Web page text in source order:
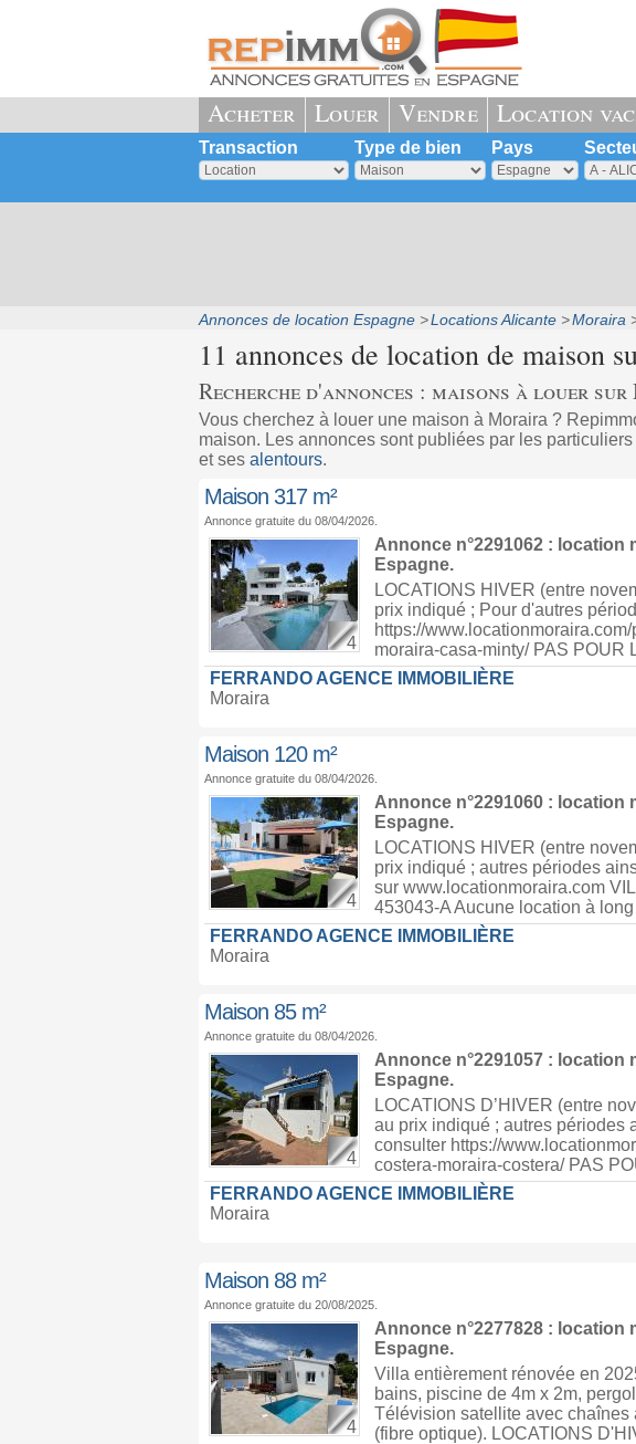
Acheter Louer Vendre Location
Transaction Type de bien Pays
Annonces de location Espagne Locations Alicante Moraira
11 annonces de location de maison
Recherche d'annonces : maisons à louer
Vous cherchez à louer une maison à Moraira ?
maison. Les annonces sont publiées par les
et ses alentours.
Maison 317 m²
Annonce gratuite du 08/04/2026.
4
Annonce n°2291062 : location
Espagne.
LOCATIONS HIVER (entre
prix indiqué ; Pour d'autres
https://
moraira-casa-minty/ PAS POUR
FERRANDO AGENCE IMMOBILIÈRE
Moraira
Maison 120 m²
Annonce gratuite du 08/04/2026.
4
Annonce n°2291060 : location
Espagne.
LOCATIONS HIVER (entre
prix indiqué ; autres périodes
sur www.locationmoraira.com
453043-A Aucune location à long
FERRANDO AGENCE IMMOBILIÈRE
Moraira
Maison 85 m²
Annonce gratuite du 08/04/2026.
4
Annonce n°2291057 : location
Espagne.
LOCATIONS D’HIVER (entre
au prix indiqué ; autres périodes
consulter https://
costera-moraira-costera/ PAS
FERRANDO AGENCE IMMOBILIÈRE
Moraira
Maison 88 m²
Annonce gratuite du 20/08/2025.
4
Annonce n°2277828 : location
Espagne.
Villa entièrement rénovée en
bains, piscine de 4m x 2m,
Télévision satellite avec
(fibre optique). LOCATIONS